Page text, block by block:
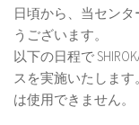
日頃から、当セン
うございます。
以下の日程で
スを実施いたしま
は使用できません。